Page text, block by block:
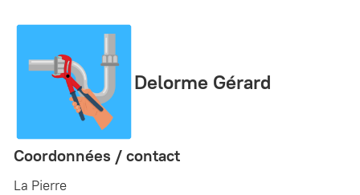
Delorme Gérard
Coordonnées / contact
La Pierre